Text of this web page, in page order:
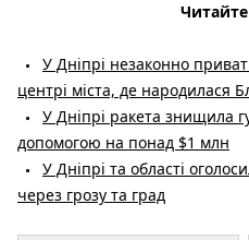
У Дніпрі незаконно
центрі міста, де народилася
У Дніпрі ракета знищила
допомогою на понад $1 млн
У Дніпрі та області
через грозу та град